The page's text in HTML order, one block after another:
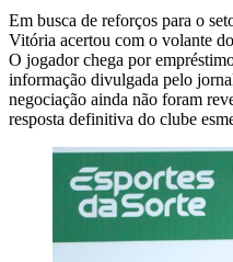
Em busca de reforços para o
Vitória acertou com o volante
O jogador chega por
informação divulgada pelo
negociação ainda não foram
resposta definitiva do clube